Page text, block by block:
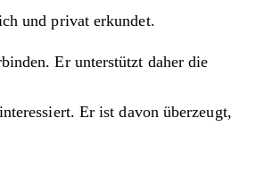
und privat erkundet.
Er unterstützt daher die
Er ist davon überzeugt,